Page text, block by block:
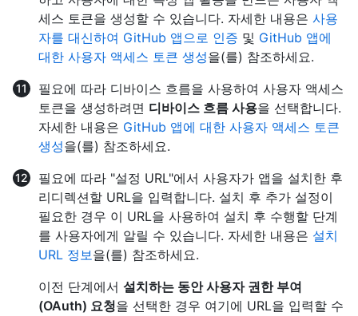
세스 토큰을 생성할 수 있습니다. 자세한 내용은 사용
자를 대신하여 GitHub 앱으로 인증 및 GitHub 앱에
대한 사용자 액세스 토큰 생성을(를) 참조하세요.
필요에 따라 디바이스 흐름을 사용하여 사용자 액세스
토큰을 생성하려면 디바이스 흐름 사용을 선택합니다.
자세한 내용은 GitHub 앱에 대한 사용자 액세스 토큰
생성을(를) 참조하세요.
필요에 따라 "설정 URL"에서 사용자가 앱을 설치한 후
리디렉션할 URL을 입력합니다. 설치 후 추가 설정이
필요한 경우 이 URL을 사용하여 설치 후 수행할 단계
를 사용자에게 알릴 수 있습니다. 자세한 내용은 설치
URL 정보을(를) 참조하세요.
이전 단계에서 설치하는 동안 사용자 권한 부여
(OAuth) 요청을 선택한 경우 여기에 URL을 입력할 수